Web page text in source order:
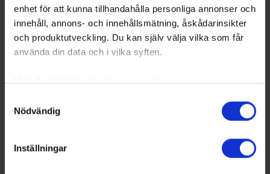
enhet för att kunna tillhandahålla personliga annonser och
innehåll, annons- och innehållsmätning, åskådarinsikter
och produktutveckling. Du kan själv välja vilka som får
använda din data och i vilka syften.
Med din tillåtelse skulle vi även vilja:
som kan ha en noggrannhet på upp till flera meter
Ta reda på mer om hur dina personliga uppgifter
Nödvändig
Inställningar